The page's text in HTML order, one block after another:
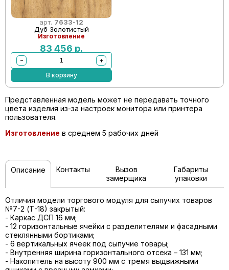
арт. 7633-12
Дуб Золотистый
Изготовление
83 456 р.
−
+
В корзину
Представленная модель может не передавать точного
цвета изделия из-за настроек монитора или принтера
пользователя.
Изготовление в среднем 5 рабочих дней
Описание Контакты
Вызов
замерщика
Габариты
упаковки
Отличия модели торгового модуля для сыпучих товаров
№7-2 (Т-18) закрытый:
- Каркас ДСП 16 мм;
- 12 горизонтальные ячейки с разделителями и фасадными
стеклянными бортиками;
- 6 вертикальных ячеек под сыпучие товары;
- Внутренняя ширина горизонтального отсека – 131 мм;
- Накопитель на высоту 900 мм с тремя выдвижными